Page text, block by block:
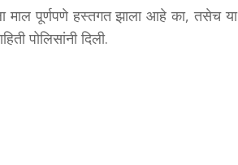
माल पूर्णपणे हस्तगत झाला आहे का, तसेच या
पोलिसांनी दिली.